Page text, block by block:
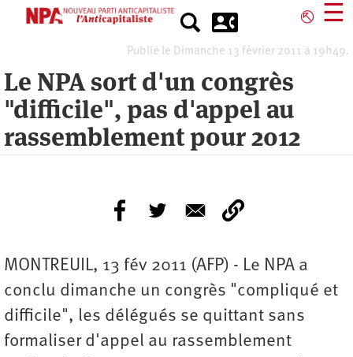
⎋ ☰
Publié le Dimanche 13 février 2011 à 19h49.
Le NPA sort d'un congrès
"difficile", pas d'appel au
rassemblement pour 2012
MONTREUIL, 13 fév 2011 (AFP) - Le NPA a
conclu dimanche un congrès "compliqué et
difficile", les délégués se quittant sans
formaliser d'appel au rassemblement